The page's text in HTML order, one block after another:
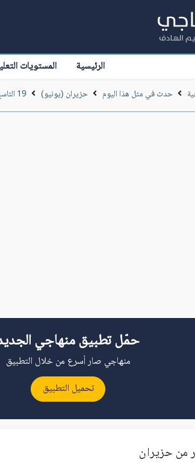
الرئيسية المستويات
حدث في مثل هذا اليوم حزيران (يونيو) 19 التاسع عشر من حزيران
حمّل تطبيق منهاجي
منهاجي صار أسرع من خلال التطبيق
تحميل التطبيق